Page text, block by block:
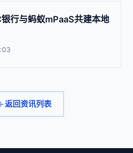
行与蚂蚁mPaaS共建本地
返回资讯列表